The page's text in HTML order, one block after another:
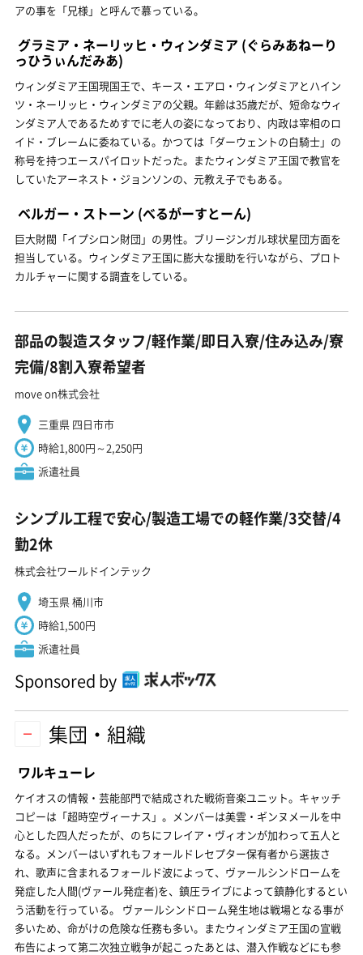
アの事を「兄様」と呼んで慕っている。
グラミア・ネーリッヒ・ウィンダミア (ぐらみあねーり
っひうぃんだみあ)
ウィンダミア王国現国王で、キース・エアロ・ウィンダミアとハイン
ツ・ネーリッヒ・ウィンダミアの父親。年齢は35歳だが、短命なウィ
ンダミア人であるためすでに老人の姿になっており、内政は宰相のロ
イド・ブレームに委ねている。かつては「ダーウェントの白騎士」の
称号を持つエースパイロットだった。またウィンダミア王国で教官を
していたアーネスト・ジョンソンの、元教え子でもある。
ベルガー・ストーン (べるがーすとーん)
巨大財閥「イプシロン財団」の男性。ブリージンガル球状星団方面を
担当している。ウィンダミア王国に膨大な援助を行いながら、プロト
カルチャーに関する調査をしている。
部品の製造スタッフ/軽作業/即日入寮/住み込み/寮
完備/8割入寮希望者
move on株式会社
三重県 四日市市
時給1,800円～2,250円
派遣社員
シンプル工程で安心/製造工場での軽作業/3交替/4
勤2休
株式会社ワールドインテック
埼玉県 桶川市
時給1,500円
派遣社員
Sponsored by
集団・組織
ワルキューレ
ケイオスの情報・芸能部門で結成された戦術音楽ユニット。キャッチ
コピーは「超時空ヴィーナス」。メンバーは美雲・ギンヌメールを中
心とした四人だったが、のちにフレイア・ヴィオンが加わって五人と
なる。メンバーはいずれもフォールドレセプター保有者から選抜さ
れ、歌声に含まれるフォールド波によって、ヴァールシンドロームを
発症した人間(ヴァール発症者)を、鎮圧ライブによって鎮静化するとい
う活動を行っている。 ヴァールシンドローム発生地は戦場となる事が
多いため、命がけの危険な任務も多い。またウィンダミア王国の宣戦
布告によって第二次独立戦争が起こったあとは、潜入作戦などにも参